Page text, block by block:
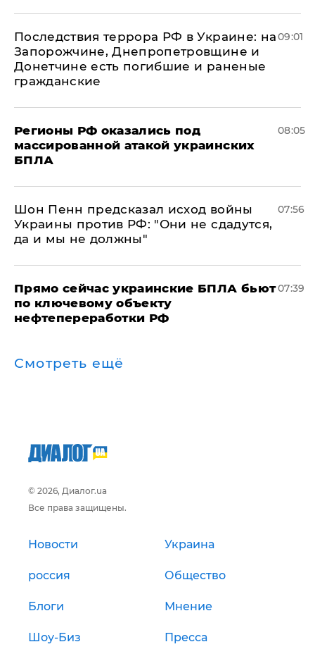
Последствия террора РФ в Украине: на
Запорожчине, Днепропетровщине и
Донетчине есть погибшие и раненые
гражданские
09:01
Регионы РФ оказались под
массированной атакой украинских
БПЛА
08:05
Шон Пенн предсказал исход войны
Украины против РФ: "Они не сдадутся,
да и мы не должны"
07:56
Прямо сейчас украинские БПЛА бьют
по ключевому объекту
нефтепереработки РФ
07:39
Смотреть ещё
© 2026, Диалог.ua
Все права защищены.
Новости Украина
россия Общество
Блоги Мнение
Шоу-Биз Пресса